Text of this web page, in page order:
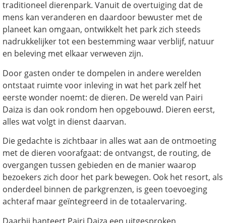
traditioneel dierenpark. Vanuit de overtuiging dat de
mens kan veranderen en daardoor bewuster met de
planeet kan omgaan, ontwikkelt het park zich steeds
nadrukkelijker tot een bestemming waar verblijf, natuur
en beleving met elkaar verweven zijn.
Door gasten onder te dompelen in andere werelden
ontstaat ruimte voor inleving in wat het park zelf het
eerste wonder noemt: de dieren. De wereld van Pairi
Daiza is dan ook rondom hen opgebouwd. Dieren eerst,
alles wat volgt in dienst daarvan.
Die gedachte is zichtbaar in alles wat aan de ontmoeting
met de dieren voorafgaat: de ontvangst, de routing, de
overgangen tussen gebieden en de manier waarop
bezoekers zich door het park bewegen. Ook het resort, als
onderdeel binnen de parkgrenzen, is geen toevoeging
achteraf maar geïntegreerd in de totaalervaring.
Daarbij hanteert Pairi Daiza een uitgesproken